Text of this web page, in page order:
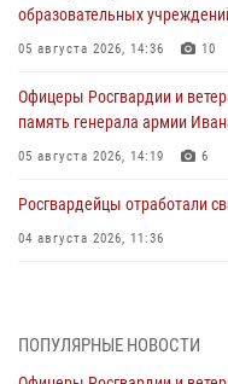
образовательных
05 августа 2026, 14:36 10
Офицеры Росгвардии и
память генерала армии
05 августа 2026, 14:19 6
Росгвардейцы отработали
04 августа 2026, 11:36
04 августа 2026, 09:05
ПОПУЛЯРНЫЕ НОВОСТИ